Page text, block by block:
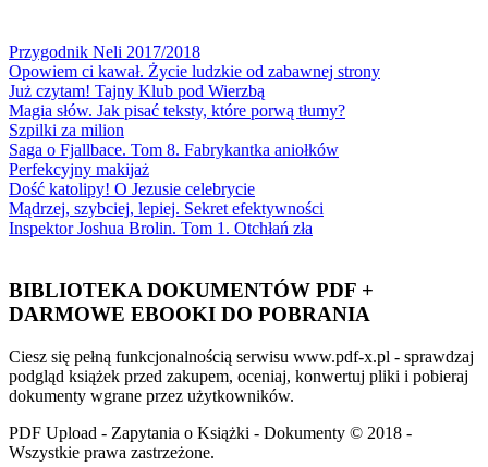
Przygodnik Neli 2017/2018
Opowiem ci kawał. Życie ludzkie od zabawnej strony
Już czytam! Tajny Klub pod Wierzbą
Magia słów. Jak pisać teksty, które porwą tłumy?
Szpilki za milion
Saga o Fjallbace. Tom 8. Fabrykantka aniołków
Perfekcyjny makijaż
Dość katolipy! O Jezusie celebrycie
Mądrzej, szybciej, lepiej. Sekret efektywności
Inspektor Joshua Brolin. Tom 1. Otchłań zła
BIBLIOTEKA DOKUMENTÓW PDF +
DARMOWE EBOOKI DO POBRANIA
Ciesz się pełną funkcjonalnością serwisu www.pdf-x.pl - sprawdzaj
podgląd książek przed zakupem, oceniaj, konwertuj pliki i pobieraj
dokumenty wgrane przez użytkowników.
PDF Upload - Zapytania o Książki - Dokumenty © 2018 -
Wszystkie prawa zastrzeżone.